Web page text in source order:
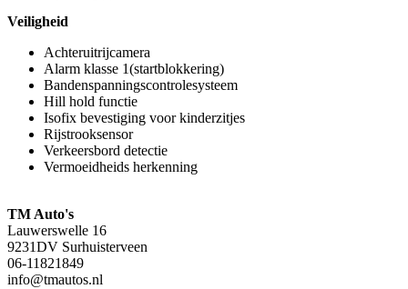
Veiligheid
Achteruitrijcamera
Alarm klasse 1(startblokkering)
Bandenspanningscontrolesysteem
Hill hold functie
Isofix bevestiging voor kinderzitjes
Rijstrooksensor
Verkeersbord detectie
Vermoeidheids herkenning
TM Auto's
Lauwerswelle 16
9231DV Surhuisterveen
06-11821849
info@tmautos.nl